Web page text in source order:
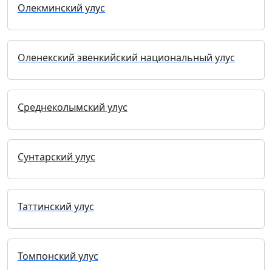
Олекминский улус
Оленекский эвенкийский национальный улус
Среднеколымский улус
Сунтарский улус
Таттинский улус
Томпонский улус